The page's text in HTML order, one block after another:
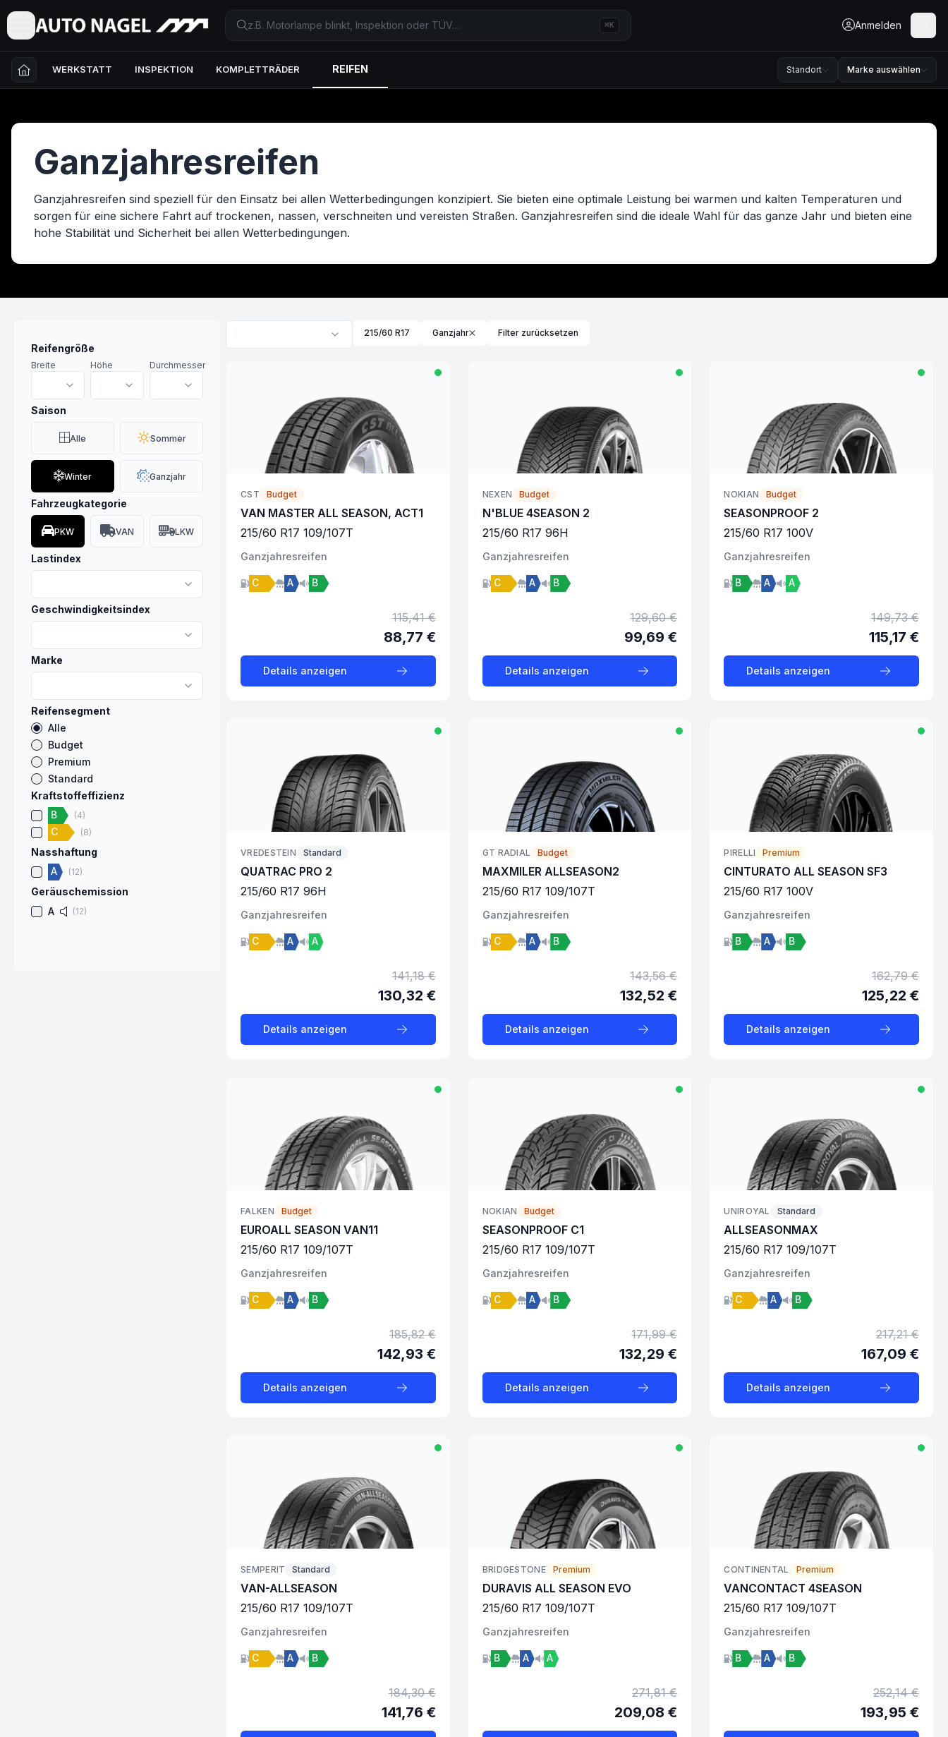
⌘K Anmelden
WERKSTATT INSPEKTION KOMPLETTRÄDER REIFEN Standort Marke auswählen
Ganzjahresreifen
Ganzjahresreifen sind speziell für den Einsatz bei allen Wetterbedingungen konzipiert. Sie bieten eine optimale Leistung bei warmen und kalten Temperaturen und
sorgen für eine sichere Fahrt auf trockenen, nassen, verschneiten und vereisten Straßen. Ganzjahresreifen sind die ideale Wahl für das ganze Jahr und bieten eine
hohe Stabilität und Sicherheit bei allen Wetterbedingungen.
Reifengröße
Breite Höhe Durchmesser
Saison
Alle Sommer
Winter Ganzjahr
Fahrzeugkategorie
PKW VAN LKW
Lastindex
Geschwindigkeitsindex
Marke
Reifensegment
Alle
Budget
Premium
Standard
Kraftstoffeffizienz
B
(4)
C (8)
Nasshaftung
A
(12)
Geräuschemission
A
(12)
215/60 R17 Ganzjahr Filter zurücksetzen
CST Budget
VAN MASTER ALL SEASON, ACT1
215/60 R17 109/107T
Ganzjahresreifen
C A B
115,41 €
88,77 €
Details anzeigen
NEXEN Budget
N'BLUE 4SEASON 2
215/60 R17 96H
Ganzjahresreifen
C A B
129,60 €
99,69 €
Details anzeigen
NOKIAN Budget
SEASONPROOF 2
215/60 R17 100V
Ganzjahresreifen
B A A
149,73 €
115,17 €
Details anzeigen
VREDESTEIN Standard
QUATRAC PRO 2
215/60 R17 96H
Ganzjahresreifen
C A A
141,18 €
130,32 €
Details anzeigen
GT RADIAL Budget
MAXMILER ALLSEASON2
215/60 R17 109/107T
Ganzjahresreifen
C A B
143,56 €
132,52 €
Details anzeigen
PIRELLI Premium
CINTURATO ALL SEASON SF3
215/60 R17 100V
Ganzjahresreifen
B A B
162,79 €
125,22 €
Details anzeigen
FALKEN Budget
EUROALL SEASON VAN11
215/60 R17 109/107T
Ganzjahresreifen
C A B
185,82 €
142,93 €
Details anzeigen
NOKIAN Budget
SEASONPROOF C1
215/60 R17 109/107T
Ganzjahresreifen
C A B
171,99 €
132,29 €
Details anzeigen
UNIROYAL Standard
ALLSEASONMAX
215/60 R17 109/107T
Ganzjahresreifen
C A B
217,21 €
167,09 €
Details anzeigen
SEMPERIT Standard
VAN-ALLSEASON
215/60 R17 109/107T
Ganzjahresreifen
C A B
184,30 €
141,76 €
BRIDGESTONE Premium
DURAVIS ALL SEASON EVO
215/60 R17 109/107T
Ganzjahresreifen
B A A
271,81 €
209,08 €
CONTINENTAL Premium
VANCONTACT 4SEASON
215/60 R17 109/107T
Ganzjahresreifen
B A B
252,14 €
193,95 €